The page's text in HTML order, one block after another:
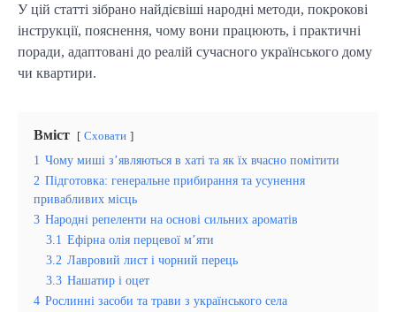
У цій статті зібрано найдієвіші народні методи, покрокові
інструкції, пояснення, чому вони працюють, і практичні
поради, адаптовані до реалій сучасного українського дому
чи квартири.
Вміст Сховати
1 Чому миші з’являються в хаті та як їх вчасно помітити
2 Підготовка: генеральне прибирання та усунення
привабливих місць
3 Народні репеленти на основі сильних ароматів
3.1 Ефірна олія перцевої м’яти
3.2 Лавровий лист і чорний перець
3.3 Нашатир і оцет
4 Рослинні засоби та трави з українського села